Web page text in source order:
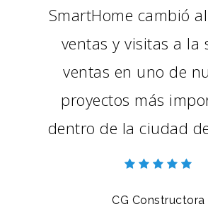
SmartHome cambió
ventas y visitas a la
ventas en uno de
proyectos más
dentro de la ciudad
CG Constructora